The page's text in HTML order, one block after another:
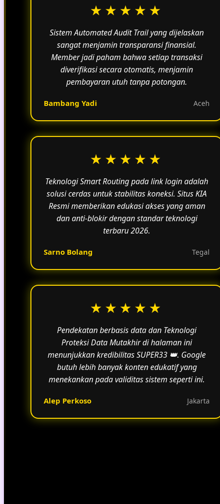
★★★★★
Sistem Automated Audit Trail yang dijelaskan
sangat menjamin transparansi finansial.
Member jadi paham bahwa setiap transaksi
diverifikasi secara otomatis, menjamin
pembayaran utuh tanpa potongan.
Bambang Yadi Aceh
★★★★★
Teknologi Smart Routing pada link login adalah
solusi cerdas untuk stabilitas koneksi. Situs KIA
Resmi memberikan edukasi akses yang aman
dan anti-blokir dengan standar teknologi
terbaru 2026.
Sarno Bolang Tegal
★★★★★
Pendekatan berbasis data dan Teknologi
Proteksi Data Mutakhir di halaman ini
menunjukkan kredibilitas SUPER33 👑. Google
butuh lebih banyak konten edukatif yang
menekankan pada validitas sistem seperti ini.
Alep Perkoso Jakarta